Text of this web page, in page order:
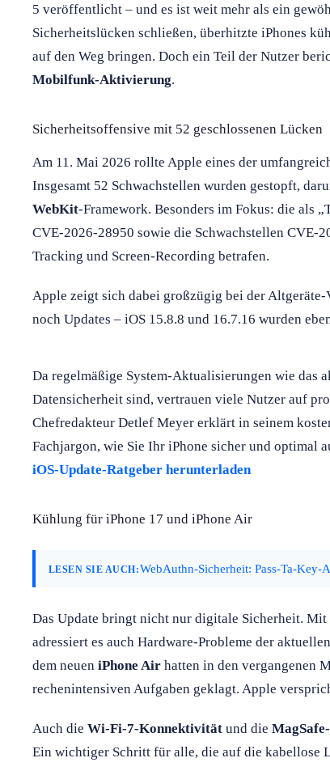
5 veröffentlicht – und es ist weit mehr als ein
Sicherheitslücken schließen, überhitzte iPhones
auf den Weg bringen. Doch ein Teil der Nutzer
Mobilfunk-Aktivierung.
Sicherheitsoffensive mit 52 geschlossenen Lücken
Am 11. Mai 2026 rollte Apple eines der
Insgesamt 52 Schwachstellen wurden gestopft,
WebKit-Framework. Besonders im Fokus: die als
CVE-2026-28950 sowie die Schwachstellen CVE-
Tracking und Screen-Recording betrafen.
Apple zeigt sich dabei großzügig bei der Altgeräte-
noch Updates – iOS 15.8.8 und 16.7.16 wurden
Da regelmäßige System-Aktualisierungen wie das
Datensicherheit sind, vertrauen viele Nutzer auf
Chefredakteur Detlef Meyer erklärt in seinem
Fachjargon, wie Sie Ihr iPhone sicher und optimal
iOS-Update-Ratgeber herunterladen
Kühlung für iPhone 17 und iPhone Air
LESEN SIE AUCH:WebAuthn-Sicherheit: Pass-Ta-Key-
Das Update bringt nicht nur digitale Sicherheit. Mit
adressiert es auch Hardware-Probleme der
dem neuen iPhone Air hatten in den vergangenen
rechenintensiven Aufgaben geklagt. Apple
Auch die Wi-Fi-7-Konnektivität und die
Ein wichtiger Schritt für alle, die auf die kabellose